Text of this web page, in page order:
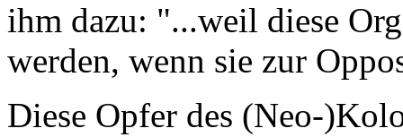
ihm dazu: "...weil diese
werden, wenn sie zur
Diese Opfer des (Neo-